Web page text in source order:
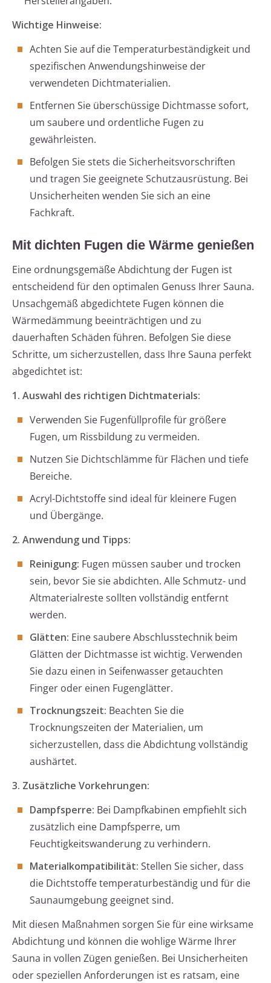
Wichtige Hinweise:
Achten Sie auf die Temperaturbeständigkeit und
spezifischen Anwendungshinweise der
verwendeten Dichtmaterialien.
Entfernen Sie überschüssige Dichtmasse sofort,
um saubere und ordentliche Fugen zu
gewährleisten.
Befolgen Sie stets die Sicherheitsvorschriften
und tragen Sie geeignete Schutzausrüstung. Bei
Unsicherheiten wenden Sie sich an eine
Fachkraft.
Mit dichten Fugen die Wärme genießen
Eine ordnungsgemäße Abdichtung der Fugen ist
entscheidend für den optimalen Genuss Ihrer Sauna.
Unsachgemäß abgedichtete Fugen können die
Wärmedämmung beeinträchtigen und zu
dauerhaften Schäden führen. Befolgen Sie diese
Schritte, um sicherzustellen, dass Ihre Sauna perfekt
abgedichtet ist:
1. Auswahl des richtigen Dichtmaterials:
Verwenden Sie Fugenfüllprofile für größere
Fugen, um Rissbildung zu vermeiden.
Nutzen Sie Dichtschlämme für Flächen und tiefe
Bereiche.
Acryl-Dichtstoffe sind ideal für kleinere Fugen
und Übergänge.
2. Anwendung und Tipps:
Reinigung: Fugen müssen sauber und trocken
sein, bevor Sie sie abdichten. Alle Schmutz- und
Altmaterialreste sollten vollständig entfernt
werden.
Glätten: Eine saubere Abschlusstechnik beim
Glätten der Dichtmasse ist wichtig. Verwenden
Sie dazu einen in Seifenwasser getauchten
Finger oder einen Fugenglätter.
Trocknungszeit: Beachten Sie die
Trocknungszeiten der Materialien, um
sicherzustellen, dass die Abdichtung vollständig
aushärtet.
3. Zusätzliche Vorkehrungen:
Dampfsperre: Bei Dampfkabinen empfiehlt sich
zusätzlich eine Dampfsperre, um
Feuchtigkeitswanderung zu verhindern.
Materialkompatibilität: Stellen Sie sicher, dass
die Dichtstoffe temperaturbeständig und für die
Saunaumgebung geeignet sind.
Mit diesen Maßnahmen sorgen Sie für eine wirksame
Abdichtung und können die wohlige Wärme Ihrer
Sauna in vollen Zügen genießen. Bei Unsicherheiten
oder speziellen Anforderungen ist es ratsam, eine